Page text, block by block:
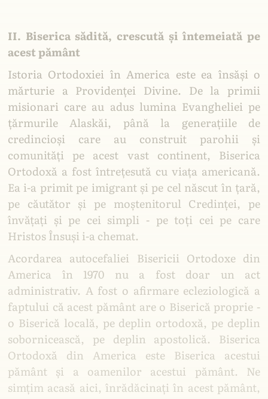
II. Biserica sădită, crescută și întemeiată pe
acest pământ
Istoria Ortodoxiei în America este ea însăși o
mărturie a Providenței Divine. De la primii
misionari care au adus lumina Evangheliei pe
țărmurile Alaskăi, până la generațiile de
credincioși care au construit parohii și
comunități pe acest vast continent, Biserica
Ortodoxă a fost întrețesută cu viața americană.
Ea i-a primit pe imigrant și pe cel născut în țară,
pe căutător și pe moștenitorul Credinței, pe
învățați și pe cei simpli - pe toți cei pe care
Hristos Însuși i-a chemat.
Acordarea autocefaliei Bisericii Ortodoxe din
America în 1970 nu a fost doar un act
administrativ. A fost o afirmare ecleziologică a
faptului că acest pământ are o Biserică proprie -
o Biserică locală, pe deplin ortodoxă, pe deplin
sobornicească, pe deplin apostolică. Biserica
Ortodoxă din America este Biserica acestui
pământ și a oamenilor acestui pământ. Ne
simțim acasă aici, înrădăcinați în acest pământ,